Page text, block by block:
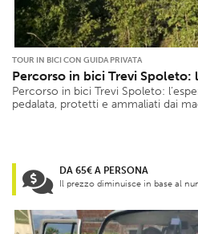
TOUR IN BICI CON GUIDA PRIVATA
Percorso in bici Trevi Spoleto:
Percorso in bici Trevi Spoleto:
pedalata, protetti e ammaliati dai
DA 65€ A PERSONA
Il prezzo diminuisce in base al